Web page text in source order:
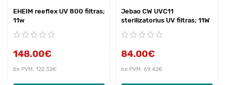
EHEIM reeflex UV 800 filtras;
11w
148.00€
be PVM: 122.32€
Jebao CW UVC11
sterilizatorius UV filtras; 11W
84.00€
be PVM: 69.42€